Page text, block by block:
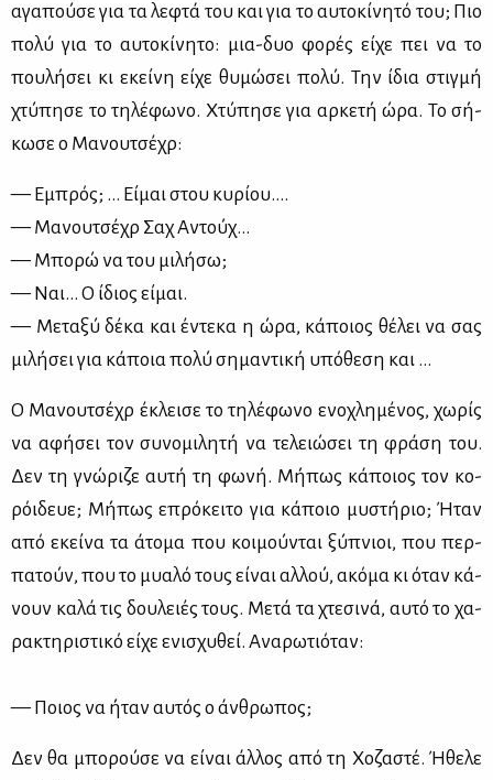
αγα­πού­σε για τα λε­φτά του και για το αυ­το­κί­νη­τό του; Πιο
πο­λύ για το αυ­το­κί­νη­το: μια-δυο φο­ρές εί­χε πει να το
που­λή­σει κι εκεί­νη εί­χε θυ­μώ­σει πο­λύ. Την ίδια στιγ­μή
χτύ­πη­σε το τη­λέ­φω­νο. Χτύ­πη­σε για αρ­κε­τή ώρα. Το σή­
κω­σε ο Μα­νου­τσέ­χρ:
— Εμπρός; … Εί­μαι στου κυ­ρί­ου….
— Μα­νου­τσέ­χρ Σαχ Αντούχ…
— Μπο­ρώ να του μι­λή­σω;
— Ναι… Ο ίδιος εί­μαι.
— Με­τα­ξύ δέ­κα και έντε­κα η ώρα, κά­ποιος θέ­λει να σας
μι­λή­σει για κά­ποια πο­λύ ση­μα­ντι­κή υπό­θε­ση και …
Ο Μα­νου­τσέ­χρ έκλει­σε το τη­λέ­φω­νο ενο­χλη­μέ­νος, χω­ρίς
να αφή­σει τον συ­νο­μι­λη­τή να τε­λειώ­σει τη φρά­ση του.
Δεν τη γνώ­ρι­ζε αυ­τή τη φω­νή. Μή­πως κά­ποιος τον κο­
ρόι­δευε; Μή­πως επρό­κει­το για κά­ποιο μυ­στή­ριο; Ήταν
από εκεί­να τα άτο­μα που κοι­μού­νται ξύ­πνιοι, που περ­
πα­τούν, που το μυα­λό τους εί­ναι αλ­λού, ακό­μα κι όταν κά­
νουν κα­λά τις δου­λειές τους. Με­τά τα χτε­σι­νά, αυ­τό το χα­
ρα­κτη­ρι­στι­κό εί­χε ενι­σχυ­θεί. Ανα­ρω­τιό­ταν:
— Ποιος να ήταν αυ­τός ο άν­θρω­πος;
Δεν θα μπο­ρού­σε να εί­ναι άλ­λος από τη Χο­ζα­στέ. Ήθε­λε